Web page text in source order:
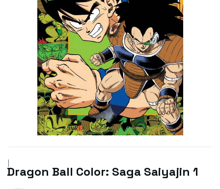
|
Dragon Ball Color: Saga Saiyajin 1